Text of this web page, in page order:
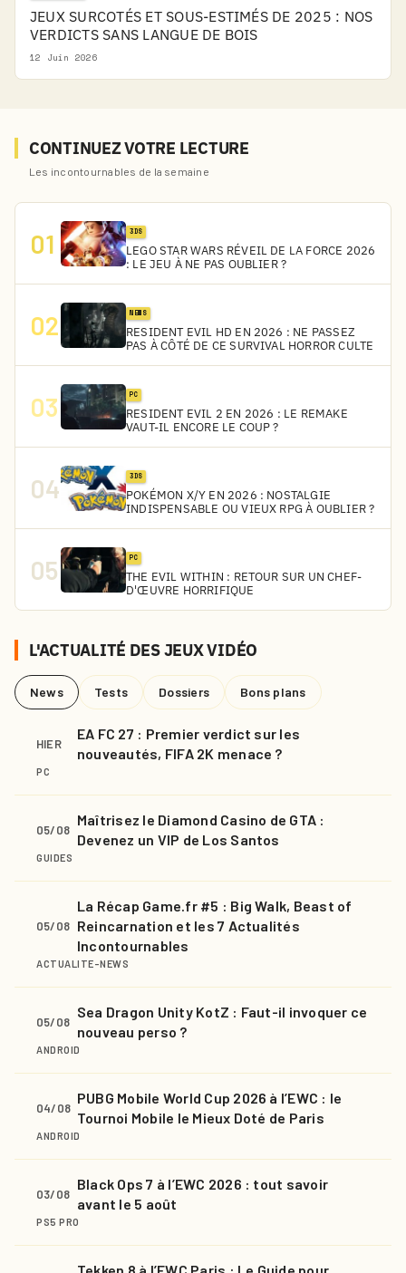
JEUX SURCOTÉS ET SOUS-ESTIMÉS DE 2025 : NOS
VERDICTS SANS LANGUE DE BOIS
12 Juin 2026
CONTINUEZ VOTRE LECTURE
Les incontournables de la semaine
01 3DS
LEGO STAR WARS RÉVEIL DE LA FORCE 2026
: LE JEU À NE PAS OUBLIER ?
02 NEWS
RESIDENT EVIL HD EN 2026 : NE PASSEZ
PAS À CÔTÉ DE CE SURVIVAL HORROR CULTE
03 PC
RESIDENT EVIL 2 EN 2026 : LE REMAKE
VAUT-IL ENCORE LE COUP ?
04 3DS
POKÉMON X/Y EN 2026 : NOSTALGIE
INDISPENSABLE OU VIEUX RPG À OUBLIER ?
05 PC
THE EVIL WITHIN : RETOUR SUR UN CHEF-
D'ŒUVRE HORRIFIQUE
L'ACTUALITÉ DES JEUX VIDÉO
News Tests Dossiers Bons plans
HIER
EA FC 27 : Premier verdict sur les
nouveautés, FIFA 2K menace ?
PC
05/08
Maîtrisez le Diamond Casino de GTA :
Devenez un VIP de Los Santos
GUIDES
05/08
La Récap Game.fr #5 : Big Walk, Beast of
Reincarnation et les 7 Actualités
Incontournables
ACTUALITE-NEWS
05/08
Sea Dragon Unity KotZ : Faut-il invoquer ce
nouveau perso ?
ANDROID
04/08
PUBG Mobile World Cup 2026 à l’EWC : le
Tournoi Mobile le Mieux Doté de Paris
ANDROID
03/08
Black Ops 7 à l’EWC 2026 : tout savoir
avant le 5 août
PS5 PRO